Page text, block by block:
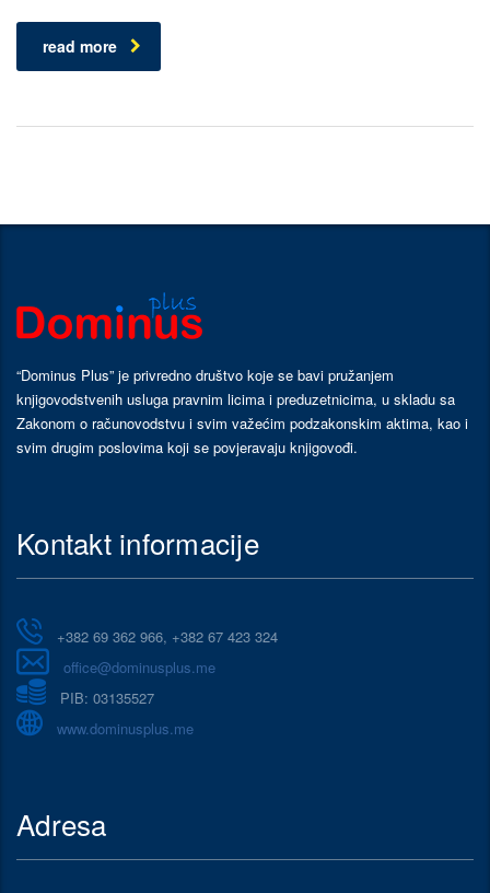
read more
“Dominus Plus” je privredno društvo koje se bavi pružanjem
knjigovodstvenih usluga pravnim licima i preduzetnicima, u skladu sa
Zakonom o računovodstvu i svim važećim podzakonskim aktima, kao i
svim drugim poslovima koji se povjeravaju knjigovođi.
Kontakt informacije
+382 69 362 966, +382 67 423 324
office@dominusplus.me
PIB: 03135527
www.dominusplus.me
Adresa